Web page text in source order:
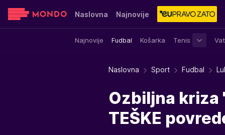
Naslovna Najnovije
Najnovije Fudbal Košarka Tenis
Sensa Stvar ukusa Yumama
Naslovna Sport Fudbal
Ozbiljna kriza
TEŠKE